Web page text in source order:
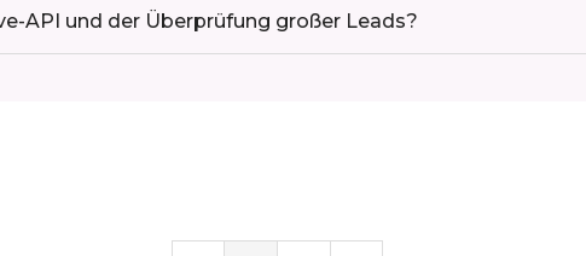
API und der Überprüfung großer Leads?